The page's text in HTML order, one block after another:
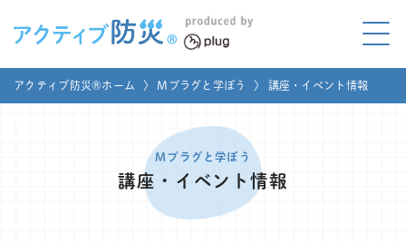
アクティブ防災とは?
家庭でやってみよう
アクティブ防災®ホーム 〉 Mプラグと学ぼう 〉 講座・イベント情報
Mプラグと学ぼう
講座・イベント情報